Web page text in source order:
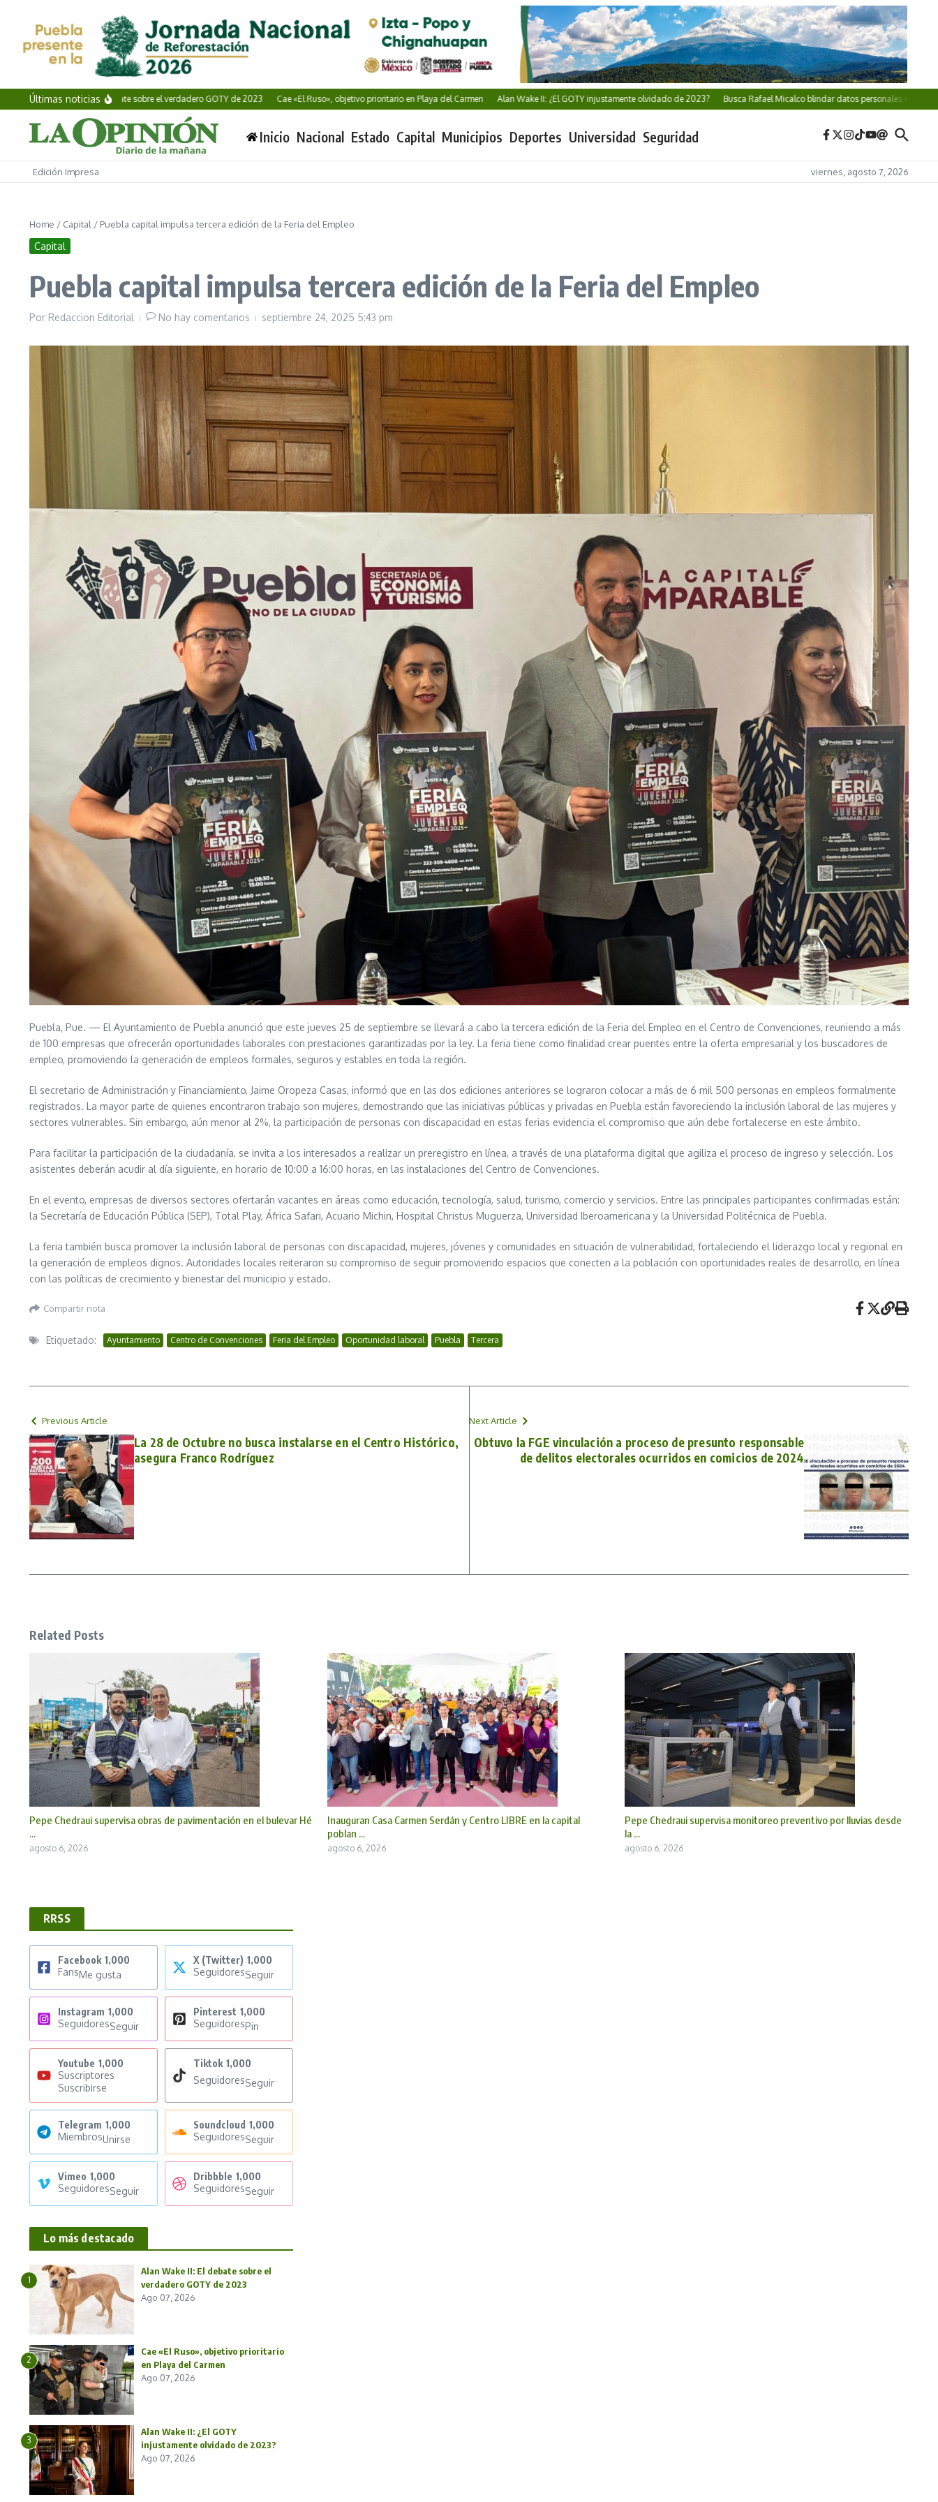
Saltar al contenido
Últimas noticias
Alan Wake II: El debate sobre el verdadero GOTY de 2023 Cae «El Ruso», objetivo prioritario en Playa del Carmen Alan Wake II: ¿El GOTY injustamente olvidado de 2023? Busca Rafael Micalco blindar datos personales en Puebla
Inicio Nacional Estado Capital Municipios Deportes Universidad Seguridad
Edición Impresa viernes, agosto 7, 2026
Home / Capital / Puebla capital impulsa tercera edición de la Feria del Empleo
Capital
Puebla capital impulsa tercera edición de la Feria del Empleo
Por Redaccion Editorial No hay comentarios septiembre 24, 2025 5:43 pm
Puebla, Pue. — El Ayuntamiento de Puebla anunció que este jueves 25 de septiembre se llevará a cabo la tercera edición de la Feria del Empleo en el Centro de Convenciones, reuniendo a más
de 100 empresas que ofrecerán oportunidades laborales con prestaciones garantizadas por la ley. La feria tiene como finalidad crear puentes entre la oferta empresarial y los buscadores de
empleo, promoviendo la generación de empleos formales, seguros y estables en toda la región.
El secretario de Administración y Financiamiento, Jaime Oropeza Casas, informó que en las dos ediciones anteriores se lograron colocar a más de 6 mil 500 personas en empleos formalmente
registrados. La mayor parte de quienes encontraron trabajo son mujeres, demostrando que las iniciativas públicas y privadas en Puebla están favoreciendo la inclusión laboral de las mujeres y
sectores vulnerables. Sin embargo, aún menor al 2%, la participación de personas con discapacidad en estas ferias evidencia el compromiso que aún debe fortalecerse en este ámbito.
Para facilitar la participación de la ciudadanía, se invita a los interesados a realizar un preregistro en línea, a través de una plataforma digital que agiliza el proceso de ingreso y selección. Los
asistentes deberán acudir al día siguiente, en horario de 10:00 a 16:00 horas, en las instalaciones del Centro de Convenciones.
En el evento, empresas de diversos sectores ofertarán vacantes en áreas como educación, tecnología, salud, turismo, comercio y servicios. Entre las principales participantes confirmadas están:
la Secretaría de Educación Pública (SEP), Total Play, África Safari, Acuario Michin, Hospital Christus Muguerza, Universidad Iberoamericana y la Universidad Politécnica de Puebla.
La feria también busca promover la inclusión laboral de personas con discapacidad, mujeres, jóvenes y comunidades en situación de vulnerabilidad, fortaleciendo el liderazgo local y regional en
la generación de empleos dignos. Autoridades locales reiteraron su compromiso de seguir promoviendo espacios que conecten a la población con oportunidades reales de desarrollo, en línea
con las políticas de crecimiento y bienestar del municipio y estado.
Compartir nota
Etiquetado: Ayuntamiento Centro de Convenciones Feria del Empleo Oportunidad laboral Puebla Tercera
Previous Article
La 28 de Octubre no busca instalarse en el Centro Histórico,
asegura Franco Rodríguez
Next Article
Obtuvo la FGE vinculación a proceso de presunto responsable
de delitos electorales ocurridos en comicios de 2024
Related Posts
Pepe Chedraui supervisa obras de pavimentación en el bulevar Hé
...
agosto 6, 2026
Inauguran Casa Carmen Serdán y Centro LIBRE en la capital
poblan ...
agosto 6, 2026
Pepe Chedraui supervisa monitoreo preventivo por lluvias desde
la ...
agosto 6, 2026
RRSS
Facebook 1,000
FansMe gusta
X (Twitter) 1,000
SeguidoresSeguir
Instagram 1,000
SeguidoresSeguir
Pinterest 1,000
SeguidoresPin
Youtube 1,000
Suscriptores
Suscribirse
Tiktok 1,000
SeguidoresSeguir
Telegram 1,000
MiembrosUnirse
Soundcloud 1,000
SeguidoresSeguir
Vimeo 1,000
SeguidoresSeguir
Dribbble 1,000
SeguidoresSeguir
Lo más destacado
1
Alan Wake II: El debate sobre el
verdadero GOTY de 2023
Ago 07, 2026
2
Cae «El Ruso», objetivo prioritario
en Playa del Carmen
Ago 07, 2026
3
Alan Wake II: ¿El GOTY
injustamente olvidado de 2023?
Ago 07, 2026